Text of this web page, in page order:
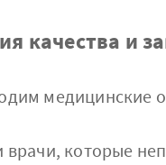
качества и
медицинские
врачи, которые